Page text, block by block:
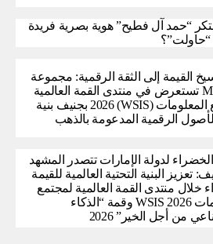
“حمد آل فطيح” هوية بصرية فريدة
القيمة إلى الثقة الرقمية: مجموعة
METRA تستعرض في منتدى القمة العالمية
لمجتمع المعلومات (WSIS) 2026 بجنيف بنية
الرقمية المدعومة بالذهب
الخضراء لدولة الإمارات تتصدر المشهد
تعزيز البنية التحتية العالمية للقيمة
خلال منتدى القمة العالمية لمجتمع
المعلومات WSIS 2026 وقمة “الذكاء
من أجل الخير” 2026